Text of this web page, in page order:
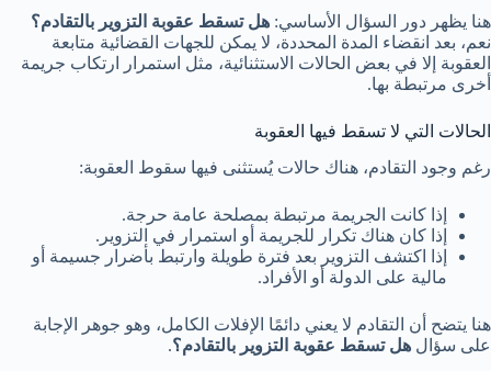
هنا يظهر دور السؤال الأساسي: هل تسقط عقوبة التزوير بالتقادم؟
نعم، بعد انقضاء المدة المحددة، لا يمكن للجهات القضائية متابعة
العقوبة إلا في بعض الحالات الاستثنائية، مثل استمرار ارتكاب جريمة
أخرى مرتبطة بها.
الحالات التي لا تسقط فيها العقوبة
رغم وجود التقادم، هناك حالات يُستثنى فيها سقوط العقوبة:
إذا كانت الجريمة مرتبطة بمصلحة عامة حرجة.
إذا كان هناك تكرار للجريمة أو استمرار في التزوير.
إذا اكتشف التزوير بعد فترة طويلة وارتبط بأضرار جسيمة أو
مالية على الدولة أو الأفراد.
هنا يتضح أن التقادم لا يعني دائمًا الإفلات الكامل، وهو جوهر الإجابة
على سؤال هل تسقط عقوبة التزوير بالتقادم؟.